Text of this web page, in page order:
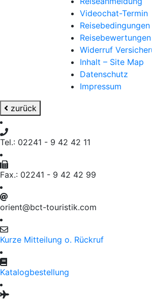
Videochat-Termin
Reisebedingungen
Reisebewertungen
Widerruf
Inhalt – Site Map
Datenschutz
Impressum
zurück
Tel.: 02241 - 9 42 42 11
Fax.: 02241 - 9 42 42 99
orient@bct-touristik.com
Kurze Mitteilung o. Rückruf
Katalogbestellung